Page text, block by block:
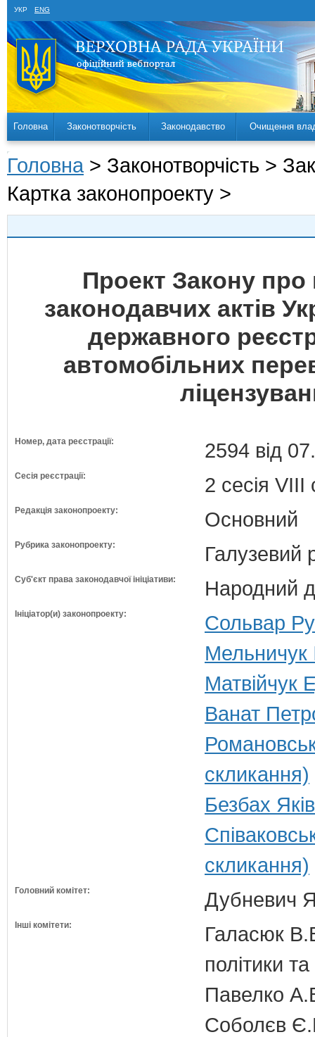
УКР ENG
Головна Законотворчість Законодавство Очищення
Головна > Законотворчість >
Картка законопроекту >
Проект Закону про
законодавчих актів
державного
автомобільних
Номер, дата реєстрації: 2594 від
Сесія реєстрації: 2 сесія VIII
Редакція законопроекту: Основний
Рубрика законопроекту: Галузевий
Суб'єкт права законодавчої ініціативи: Народний
Ініціатор(и) законопроекту:
Сольвар
Мельничук
Матвійчук
Ванат
скликання)
Безбах
скликання)
Головний комітет: Дубневич
Інші комітети:
Галасюк
політики
Павелко
Соболєв